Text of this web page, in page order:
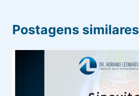
Postagens similares